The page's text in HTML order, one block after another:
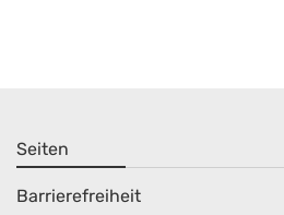
Seiten
Barrierefreiheit